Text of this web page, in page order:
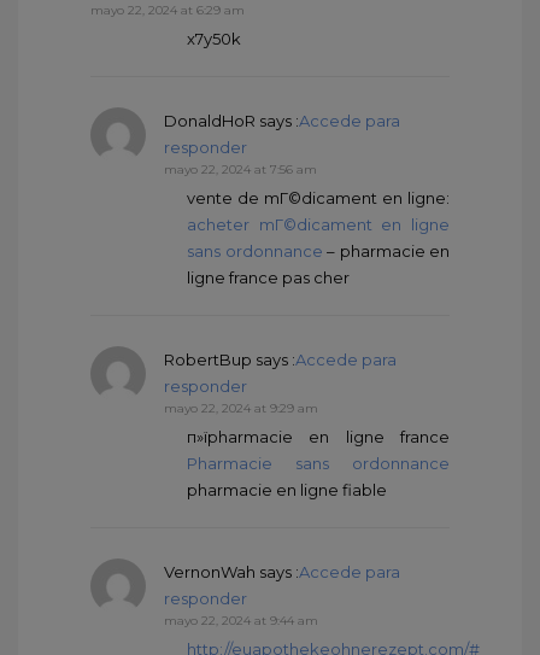
mayo 22, 2024 at 6:29 am
x7y50k
DonaldHoR says :Accede para
responder
mayo 22, 2024 at 7:56 am
vente de mГ©dicament en ligne:
acheter mГ©dicament en ligne
sans ordonnance – pharmacie en
ligne france pas cher
RobertBup says :Accede para
responder
mayo 22, 2024 at 9:29 am
п»їpharmacie en ligne france
Pharmacie sans ordonnance
pharmacie en ligne fiable
VernonWah says :Accede para
responder
mayo 22, 2024 at 9:44 am
http://euapothekeohnerezept.com/#